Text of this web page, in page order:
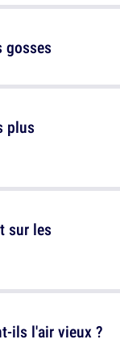
sur les
plus
ils l'air vieux ?